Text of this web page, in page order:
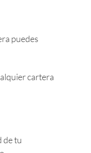
puedes
cartera
de tu